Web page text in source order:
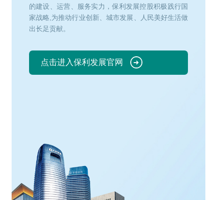
的建设、运营、服务实力，保利发展控股积极践行国
家战略,为推动行业创新、城市发展、人民美好生活做
出长足贡献。
点击进入保利发展官网